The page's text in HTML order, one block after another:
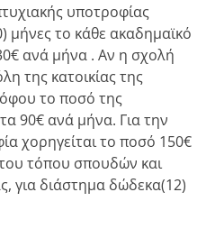
υποτροφίας
μήνες το κάθε ακαδημαϊκό
ανά μήνα . Αν η σχολή
της κατοικίας της
το ποσό της
90€ ανά μήνα. Για την
χορηγείται το ποσό 150€
τόπου σπουδών και
για διάστημα δώδεκα(12)